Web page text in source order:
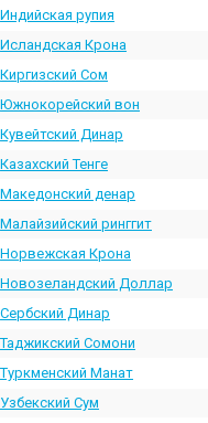
Индийская pупия
Исландская Крона
Киргизский Сом
Южнокорейский вон
Кувейтский Динар
Казахский Тенге
Македонский денар
Малайзийский ринггит
Норвежская Крона
Новозеландский Доллар
Сербский Динар
Таджикский Сомони
Туркменский Манат
Узбекский Сум